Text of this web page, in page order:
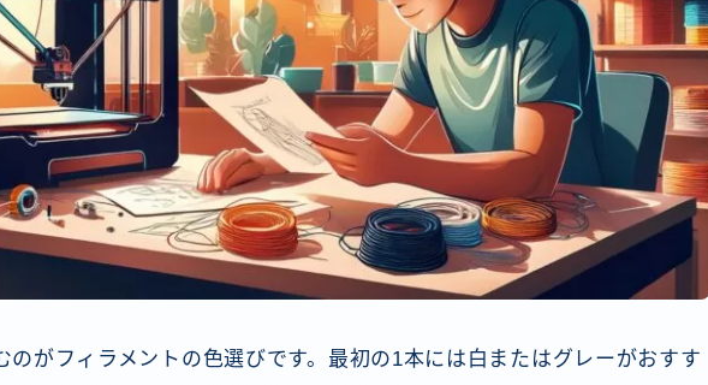
のがフィラメントの色選びです。最初の1本には白またはグレーがおすす